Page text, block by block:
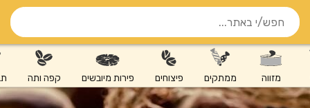
מזווה ממתקים פיצוחים פירות מיובשים קפה ותה